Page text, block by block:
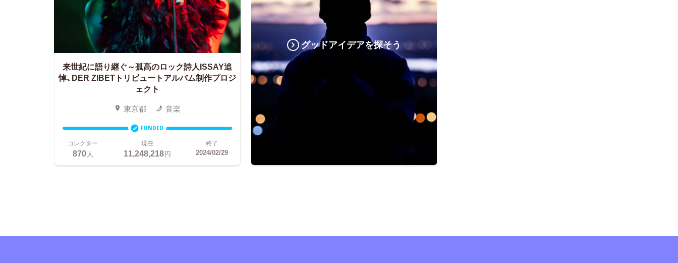
来世紀に語り継ぐ～孤高のロック詩人ISSAY追
悼、DER ZIBETトリビュートアルバム制作プロジ
ェクト
東京都 音楽
FUNDED
コレクター
870人
現在
11,248,218円
終了
2024/02/29
グッドアイデアを探そう